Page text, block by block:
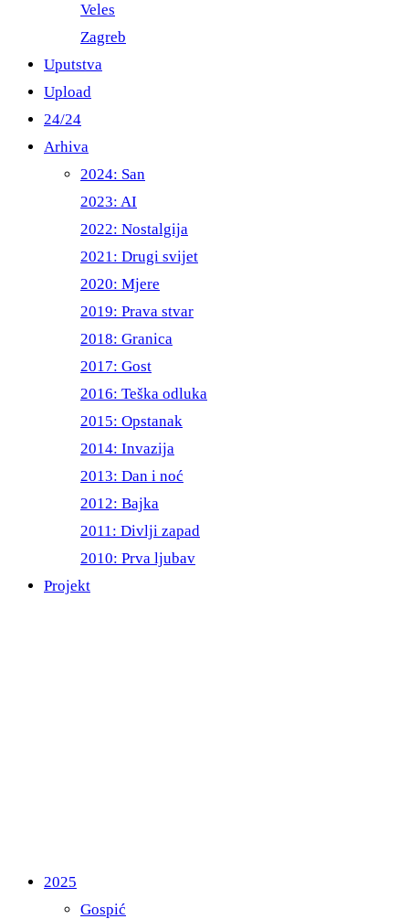
Veles
Zagreb
Uputstva
Upload
24/24
Arhiva
2024: San
2023: AI
2022: Nostalgija
2021: Drugi svijet
2020: Mjere
2019: Prava stvar
2018: Granica
2017: Gost
2016: Teška odluka
2015: Opstanak
2014: Invazija
2013: Dan i noć
2012: Bajka
2011: Divlji zapad
2010: Prva ljubav
Projekt
2025
Gospić